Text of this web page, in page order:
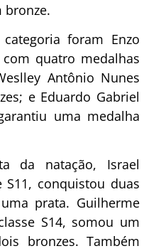
bronze.
foram Enzo
quatro medalhas
Antônio Nunes
e Eduardo Gabriel
uma medalha
da natação, Israel
S11, conquistou duas
prata. Guilherme
S14, somou um
bronzes. Também